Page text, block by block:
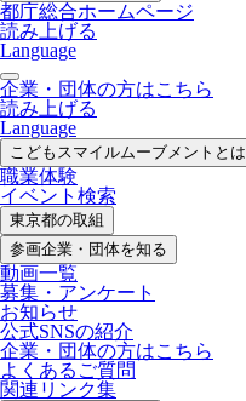
都庁総合ホームページ
読み上げる
Language
企業・団体の方はこちら
読み上げる
Language
こどもスマイルムーブメントとは
職業体験
イベント検索
東京都の取組
参画企業・ 団体を知る
動画一覧
募集・ アンケート
お知らせ
公式SNSの紹介
企業・団体の方はこちら
よくあるご質問
関連リンク集